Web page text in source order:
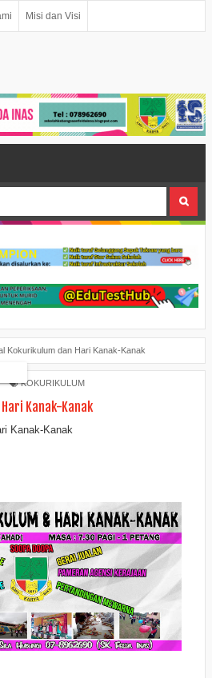
Misi dan Visi
Kokurikulum dan Hari Kanak-Kanak
KOKURIKULUM
Kanak-Kanak
Kanak-Kanak